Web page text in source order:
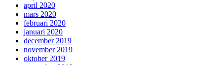
april 2020
mars 2020
februari 2020
januari 2020
december 2019
november 2019
oktober 2019